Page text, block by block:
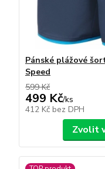
Pánské plážové
Speed
599 Kč
499 Kč/ks
412 Kč bez DPH
Zvolit